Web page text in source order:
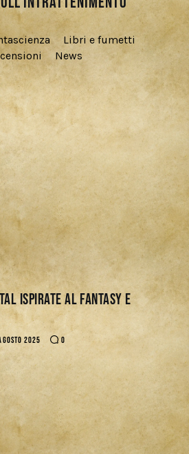
Libri e fumetti
News
ispirate al Fantasy e
2025 0